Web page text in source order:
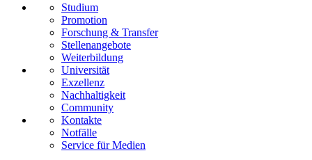
Studium
Promotion
Forschung & Transfer
Stellenangebote
Weiterbildung
Universität
Exzellenz
Nachhaltigkeit
Community
Kontakte
Notfälle
Service für Medien